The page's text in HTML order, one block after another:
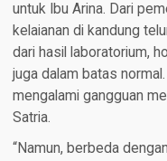
untuk Ibu Arina. Dari
kelaianan di kandung
dari hasil laboratorium,
juga dalam batas
mengalami gangguan
Satria.
“Namun, berbeda